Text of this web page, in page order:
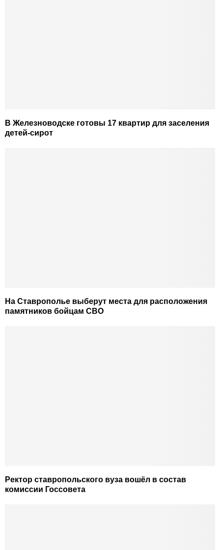
В Железноводске готовы 17 квартир для заселения
детей-сирот
На Ставрополье выберут места для расположения
памятников бойцам СВО
Ректор ставропольского вуза вошёл в состав
комиссии Госсовета